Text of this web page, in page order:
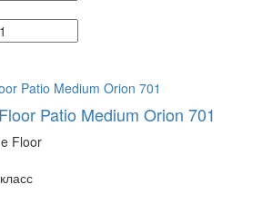
Patio Medium Orion 701
Floor